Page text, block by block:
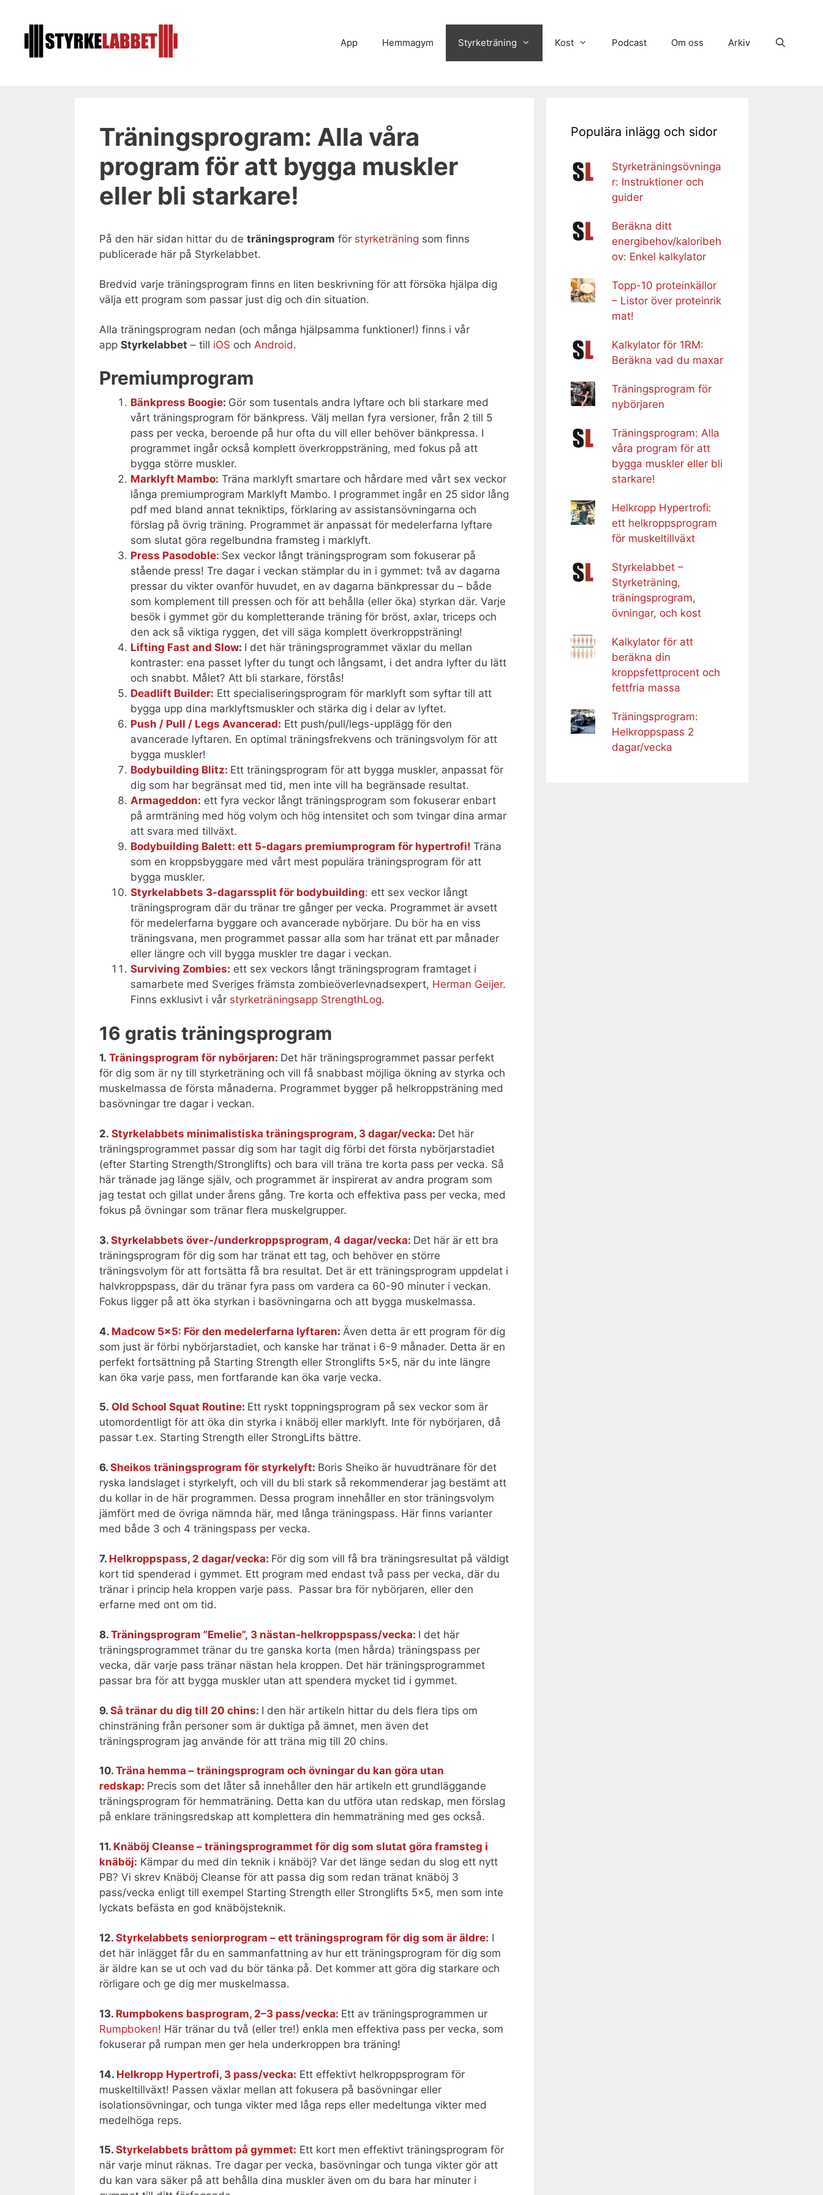
innehåll
App Hemmagym Styrketräning Kost Podcast Om oss Arkiv
Träningsprogram: Alla våra
program för att bygga muskler
eller bli starkare!
På den här sidan hittar du de träningsprogram för styrketräning som finns
publicerade här på Styrkelabbet.
Bredvid varje träningsprogram finns en liten beskrivning för att försöka hjälpa dig
välja ett program som passar just dig och din situation.
Alla träningsprogram nedan (och många hjälpsamma funktioner!) finns i vår
app Styrkelabbet – till iOS och Android.
Premiumprogram
Bänkpress Boogie: Gör som tusentals andra lyftare och bli starkare med
vårt träningsprogram för bänkpress. Välj mellan fyra versioner, från 2 till 5
pass per vecka, beroende på hur ofta du vill eller behöver bänkpressa. I
programmet ingår också komplett överkroppsträning, med fokus på att
bygga större muskler.
Marklyft Mambo: Träna marklyft smartare och hårdare med vårt sex veckor
långa premiumprogram Marklyft Mambo. I programmet ingår en 25 sidor lång
pdf med bland annat tekniktips, förklaring av assistansövningarna och
förslag på övrig träning. Programmet är anpassat för medelerfarna lyftare
som slutat göra regelbundna framsteg i marklyft.
Press Pasodoble: Sex veckor långt träningsprogram som fokuserar på
stående press! Tre dagar i veckan stämplar du in i gymmet: två av dagarna
pressar du vikter ovanför huvudet, en av dagarna bänkpressar du – både
som komplement till pressen och för att behålla (eller öka) styrkan där. Varje
besök i gymmet gör du kompletterande träning för bröst, axlar, triceps och
den ack så viktiga ryggen, det vill säga komplett överkroppsträning!
Lifting Fast and Slow: I det här träningsprogrammet växlar du mellan
kontraster: ena passet lyfter du tungt och långsamt, i det andra lyfter du lätt
och snabbt. Målet? Att bli starkare, förstås!
Deadlift Builder: Ett specialiseringsprogram för marklyft som syftar till att
bygga upp dina marklyftsmuskler och stärka dig i delar av lyftet.
Push / Pull / Legs Avancerad: Ett push/pull/legs-upplägg för den
avancerade lyftaren. En optimal träningsfrekvens och träningsvolym för att
bygga muskler!
Bodybuilding Blitz: Ett träningsprogram för att bygga muskler, anpassat för
dig som har begränsat med tid, men inte vill ha begränsade resultat.
Armageddon: ett fyra veckor långt träningsprogram som fokuserar enbart
på armträning med hög volym och hög intensitet och som tvingar dina armar
att svara med tillväxt.
Bodybuilding Balett: ett 5-dagars premiumprogram för hypertrofi! Träna
som en kroppsbyggare med vårt mest populära träningsprogram för att
bygga muskler.
Styrkelabbets 3-dagarssplit för bodybuilding: ett sex veckor långt
träningsprogram där du tränar tre gånger per vecka. Programmet är avsett
för medelerfarna byggare och avancerade nybörjare. Du bör ha en viss
träningsvana, men programmet passar alla som har tränat ett par månader
eller längre och vill bygga muskler tre dagar i veckan.
Surviving Zombies: ett sex veckors långt träningsprogram framtaget i
samarbete med Sveriges främsta zombieöverlevnadsexpert, Herman Geijer.
Finns exklusivt i vår styrketräningsapp StrengthLog.
16 gratis träningsprogram
1. Träningsprogram för nybörjaren: Det här träningsprogrammet passar perfekt
för dig som är ny till styrketräning och vill få snabbast möjliga ökning av styrka och
muskelmassa de första månaderna. Programmet bygger på helkroppsträning med
basövningar tre dagar i veckan.
2. Styrkelabbets minimalistiska träningsprogram, 3 dagar/vecka: Det här
träningsprogrammet passar dig som har tagit dig förbi det första nybörjarstadiet
(efter Starting Strength/Stronglifts) och bara vill träna tre korta pass per vecka. Så
här tränade jag länge själv, och programmet är inspirerat av andra program som
jag testat och gillat under årens gång. Tre korta och effektiva pass per vecka, med
fokus på övningar som tränar flera muskelgrupper.
3. Styrkelabbets över-/underkroppsprogram, 4 dagar/vecka: Det här är ett bra
träningsprogram för dig som har tränat ett tag, och behöver en större
träningsvolym för att fortsätta få bra resultat. Det är ett träningsprogram uppdelat i
halvkroppspass, där du tränar fyra pass om vardera ca 60-90 minuter i veckan.
Fokus ligger på att öka styrkan i basövningarna och att bygga muskelmassa.
4. Madcow 5×5: För den medelerfarna lyftaren: Även detta är ett program för dig
som just är förbi nybörjarstadiet, och kanske har tränat i 6-9 månader. Detta är en
perfekt fortsättning på Starting Strength eller Stronglifts 5×5, när du inte längre
kan öka varje pass, men fortfarande kan öka varje vecka.
5. Old School Squat Routine: Ett ryskt toppningsprogram på sex veckor som är
utomordentligt för att öka din styrka i knäböj eller marklyft. Inte för nybörjaren, då
passar t.ex. Starting Strength eller StrongLifts bättre.
6. Sheikos träningsprogram för styrkelyft: Boris Sheiko är huvudtränare för det
ryska landslaget i styrkelyft, och vill du bli stark så rekommenderar jag bestämt att
du kollar in de här programmen. Dessa program innehåller en stor träningsvolym
jämfört med de övriga nämnda här, med långa träningspass. Här finns varianter
med både 3 och 4 träningspass per vecka.
7. Helkroppspass, 2 dagar/vecka: För dig som vill få bra träningsresultat på väldigt
kort tid spenderad i gymmet. Ett program med endast två pass per vecka, där du
tränar i princip hela kroppen varje pass. Passar bra för nybörjaren, eller den
erfarne med ont om tid.
8. Träningsprogram ”Emelie”, 3 nästan-helkroppspass/vecka: I det här
träningsprogrammet tränar du tre ganska korta (men hårda) träningspass per
vecka, där varje pass tränar nästan hela kroppen. Det här träningsprogrammet
passar bra för att bygga muskler utan att spendera mycket tid i gymmet.
9. Så tränar du dig till 20 chins: I den här artikeln hittar du dels flera tips om
chinsträning från personer som är duktiga på ämnet, men även det
träningsprogram jag använde för att träna mig till 20 chins.
10. Träna hemma – träningsprogram och övningar du kan göra utan
redskap: Precis som det låter så innehåller den här artikeln ett grundläggande
träningsprogram för hemmaträning. Detta kan du utföra utan redskap, men förslag
på enklare träningsredskap att komplettera din hemmaträning med ges också.
11. Knäböj Cleanse – träningsprogrammet för dig som slutat göra framsteg i
knäböj: Kämpar du med din teknik i knäböj? Var det länge sedan du slog ett nytt
PB? Vi skrev Knäböj Cleanse för att passa dig som redan tränat knäböj 3
pass/vecka enligt till exempel Starting Strength eller Stronglifts 5×5, men som inte
lyckats befästa en god knäböjsteknik.
12. Styrkelabbets seniorprogram – ett träningsprogram för dig som är äldre: I
det här inlägget får du en sammanfattning av hur ett träningsprogram för dig som
är äldre kan se ut och vad du bör tänka på. Det kommer att göra dig starkare och
rörligare och ge dig mer muskelmassa.
13. Rumpbokens basprogram, 2–3 pass/vecka: Ett av träningsprogrammen ur
Rumpboken! Här tränar du två (eller tre!) enkla men effektiva pass per vecka, som
fokuserar på rumpan men ger hela underkroppen bra träning!
14. Helkropp Hypertrofi, 3 pass/vecka: Ett effektivt helkroppsprogram för
muskeltillväxt! Passen växlar mellan att fokusera på basövningar eller
isolationsövningar, och tunga vikter med låga reps eller medeltunga vikter med
medelhöga reps.
15. Styrkelabbets bråttom på gymmet: Ett kort men effektivt träningsprogram för
när varje minut räknas. Tre dagar per vecka, basövningar och tunga vikter gör att
du kan vara säker på att behålla dina muskler även om du bara har minuter i
Populära inlägg och sidor
Styrketräningsövninga
r: Instruktioner och
guider
Beräkna ditt
energibehov/kaloribeh
ov: Enkel kalkylator
Topp-10 proteinkällor
– Listor över proteinrik
mat!
Kalkylator för 1RM:
Beräkna vad du maxar
Träningsprogram för
nybörjaren
Träningsprogram: Alla
våra program för att
bygga muskler eller bli
starkare!
Helkropp Hypertrofi:
ett helkroppsprogram
för muskeltillväxt
Styrkelabbet –
Styrketräning,
träningsprogram,
övningar, och kost
Kalkylator för att
beräkna din
kroppsfettprocent och
fettfria massa
Träningsprogram:
Helkroppspass 2
dagar/vecka